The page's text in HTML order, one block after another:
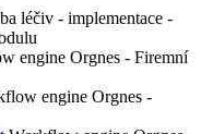
léčiv - implementace -
engine Orgnes - Firemní
engine Orgnes -